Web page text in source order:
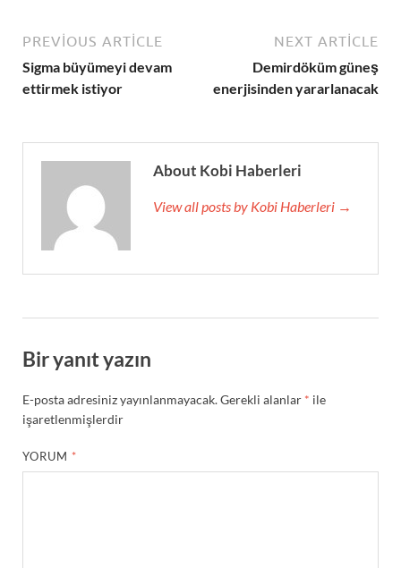
PREVIOUS ARTICLE
Sigma büyümeyi devam
ettirmek istiyor
NEXT ARTICLE
Demirdöküm güneş
enerjisinden yararlanacak
About Kobi Haberleri
View all posts by Kobi Haberleri →
Bir yanıt yazın
E-posta adresiniz yayınlanmayacak.Gerekli alanlar * ile
işaretlenmişlerdir
YORUM *